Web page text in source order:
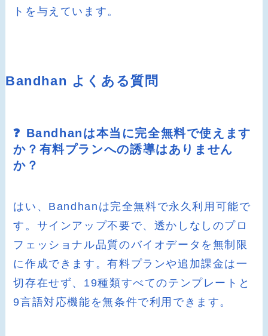
トを与えています。
Bandhan よくある質問
❓ Bandhanは本当に完全無料で使えます
か？有料プランへの誘導はありません
か？
はい、Bandhanは完全無料で永久利用可能で
す。サインアップ不要で、透かしなしのプロ
フェッショナル品質のバイオデータを無制限
に作成できます。有料プランや追加課金は一
切存在せず、19種類すべてのテンプレートと
9言語対応機能を無条件で利用できます。